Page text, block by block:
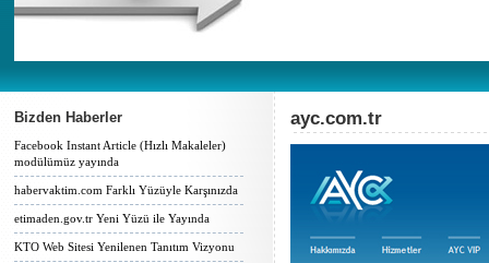
Bizden Haberler
Facebook Instant Article (Hızlı Makaleler)
modülümüz yayında
habervaktim.com Farklı Yüzüyle Karşınızda
etimaden.gov.tr Yeni Yüzü ile Yayında
KTO Web Sitesi Yenilenen Tanıtım Vizyonu
ayc.com.tr